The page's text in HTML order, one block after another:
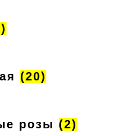
(20)
розы (2)